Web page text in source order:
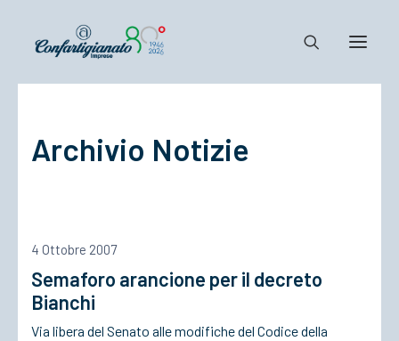
Confartigianato
Cosa Facciamo
Associarsi
Archivio Notizie
4 Ottobre 2007
Semaforo arancione per il decreto
Bianchi
Via libera del Senato alle modifiche del Codice della